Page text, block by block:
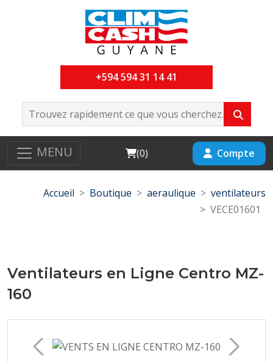
+594 594 31 14 41
MENU Cart
(0) Compte
Accueil Boutique aeraulique
ventilateurs
VECE01601
Ventilateurs en Ligne Centro MZ-
160